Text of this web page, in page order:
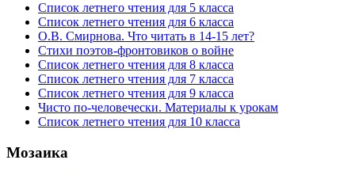
Список летнего чтения для 5 класса
Список летнего чтения для 6 класса
О.В. Смирнова. Что читать в 14-15 лет?
Стихи поэтов-фронтовиков о войне
Список летнего чтения для 8 класса
Список летнего чтения для 7 класса
Список летнего чтения для 9 класса
Чисто по-человечески. Материалы к урокам
Список летнего чтения для 10 класса
Мозаика